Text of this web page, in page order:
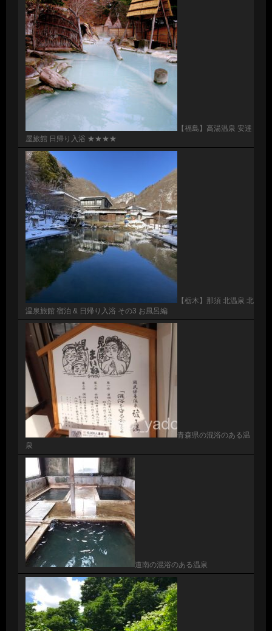
【福島】高湯温泉 安達
屋旅館 日帰り入浴 ★★★★
【栃木】那須 北温泉 北
温泉旅館 宿泊 & 日帰り入浴 その3 お風呂編
青森県の混浴のある温
泉
道南の混浴のある温泉